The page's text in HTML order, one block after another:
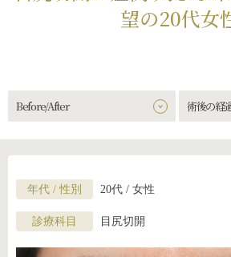
望の20代女
Before/After 術後の経
年代 / 性別 20代 / 女性
診療科目 目尻切開